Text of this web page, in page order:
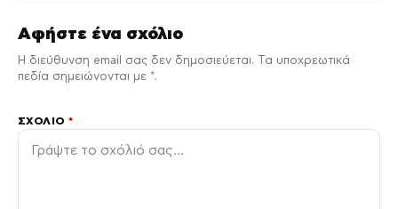
Αφήστε ένα σχόλιο
Η διεύθυνση email σας δεν δημοσιεύεται. Τα υποχρεωτικά
πεδία σημειώνονται με *.
ΣΧΌΛΙΟ*